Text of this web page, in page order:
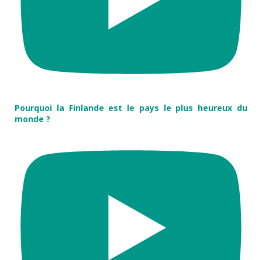
Pourquoi la Finlande est le pays le plus heureux du
monde ?